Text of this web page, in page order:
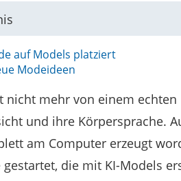
auf Models platziert
Modeideen
nicht mehr von einem
und ihre Körpersprache.
am Computer erzeugt
gestartet, die mit KI-Models